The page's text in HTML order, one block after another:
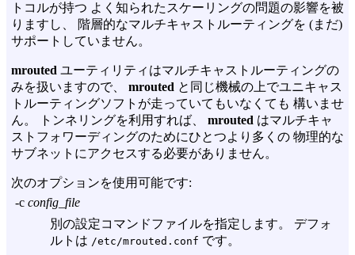
トコルが持つ よく知られたスケーリングの問題の影響を被
りますし、 階層的なマルチキャストルーティングを (まだ)
サポートしていません。
mrouted ユーティリティはマルチキャストルーティングの
みを扱いますので、 mrouted と同じ機械の上でユニキャス
トルーティングソフトが走っていてもいなくても 構いませ
ん。 トンネリングを利用すれば、 mrouted はマルチキャ
ストフォワーディングのためにひとつより多くの 物理的な
サブネットにアクセスする必要がありません。
次のオプションを使用可能です:
-c config_file
別の設定コマンドファイルを指定します。 デフォ
ルトは /etc/mrouted.conf です。